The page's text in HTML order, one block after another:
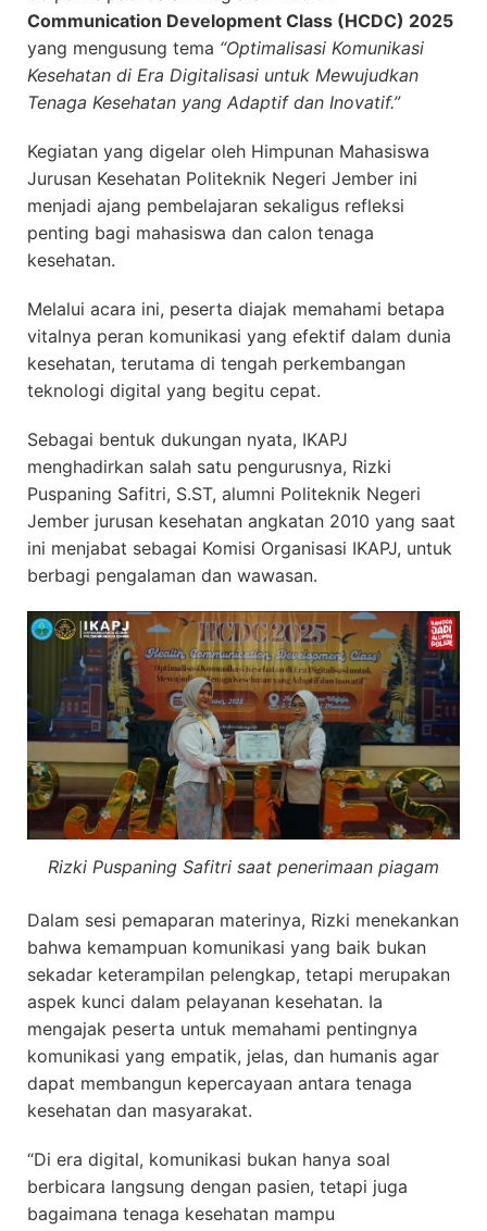
Communication Development Class (HCDC) 2025
yang mengusung tema “Optimalisasi Komunikasi
Kesehatan di Era Digitalisasi untuk Mewujudkan
Tenaga Kesehatan yang Adaptif dan Inovatif.”
Kegiatan yang digelar oleh Himpunan Mahasiswa
Jurusan Kesehatan Politeknik Negeri Jember ini
menjadi ajang pembelajaran sekaligus refleksi
penting bagi mahasiswa dan calon tenaga
kesehatan.
Melalui acara ini, peserta diajak memahami betapa
vitalnya peran komunikasi yang efektif dalam dunia
kesehatan, terutama di tengah perkembangan
teknologi digital yang begitu cepat.
Sebagai bentuk dukungan nyata, IKAPJ
menghadirkan salah satu pengurusnya, Rizki
Puspaning Safitri, S.ST, alumni Politeknik Negeri
Jember jurusan kesehatan angkatan 2010 yang saat
ini menjabat sebagai Komisi Organisasi IKAPJ, untuk
berbagi pengalaman dan wawasan.
Rizki Puspaning Safitri saat penerimaan piagam
Dalam sesi pemaparan materinya, Rizki menekankan
bahwa kemampuan komunikasi yang baik bukan
sekadar keterampilan pelengkap, tetapi merupakan
aspek kunci dalam pelayanan kesehatan. Ia
mengajak peserta untuk memahami pentingnya
komunikasi yang empatik, jelas, dan humanis agar
dapat membangun kepercayaan antara tenaga
kesehatan dan masyarakat.
“Di era digital, komunikasi bukan hanya soal
berbicara langsung dengan pasien, tetapi juga
bagaimana tenaga kesehatan mampu